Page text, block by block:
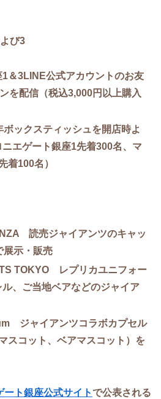
び3
＆3LINE公式アカウントのお友
を配信（税込3,000円以上購入
ックスティッシュを開店時よ
エゲート銀座1先着300名、マ
着100名）
読売ジャイアンツのキャッ
展示・販売
TOKYO レプリカユニフォー
、ご当地ベアなどのジャイア
ジャイアンツコラボカプセル
スコット、ベアマスコット）を
ート銀座公式サイトで公表される